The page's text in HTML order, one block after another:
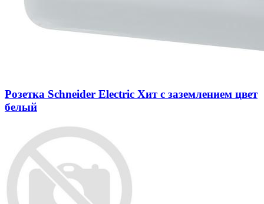
Розетка Schneider Electric Хит с заземлением цвет
белый